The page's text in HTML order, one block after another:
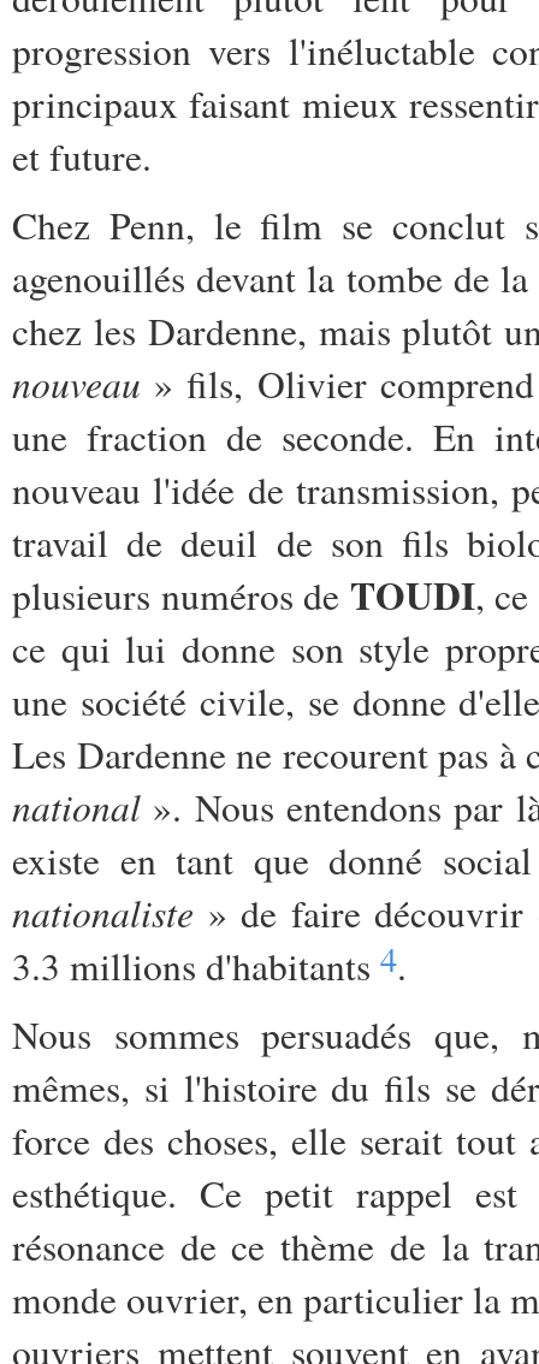
progression vers l'inéluctable
principaux faisant mieux
et future.
Chez Penn, le film se conclut
agenouillés devant la tombe de
chez les Dardenne, mais plutôt
nouveau » fils, Olivier comprend
une fraction de seconde. En
nouveau l'idée de transmission,
travail de deuil de son fils
plusieurs numéros de TOUDI,
ce qui lui donne son style
une société civile, se donne
Les Dardenne ne recourent pas
national ». Nous entendons par
existe en tant que donné
nationaliste » de faire découvrir
3.3 millions d'habitants 4.
Nous sommes persuadés
mêmes, si l'histoire du fils se
force des choses, elle serait
esthétique. Ce petit rappel
résonance de ce thème de la
monde ouvrier, en particulier la
ouvriers mettent souvent en